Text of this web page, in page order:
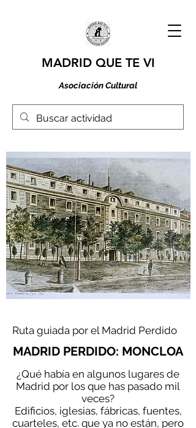
MADRID QUE TE VI
Asociación Cultural
Ruta guiada por el Madrid Perdido
MADRID PERDIDO: MONCLOA
¿Qué había en algunos lugares de
Madrid por los que has pasado mil
veces?
Edificios, iglesias, fábricas, fuentes,
cuarteles, etc. que ya no están, pero